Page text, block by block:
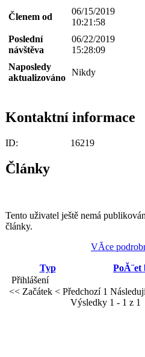
Členem od
06/15/2019
10:21:58
Poslední
návštěva
06/22/2019
15:28:09
Naposledy
aktualizováno
Nikdy
Kontaktní informace
ID: 16219
Články
Tento uživatel ještě nemá
články.
VĂ­ce
Typ
PoĂ¨et
Přihlášení
<< Začátek < Předchozí 1
Výsledky 1 - 1 z 1